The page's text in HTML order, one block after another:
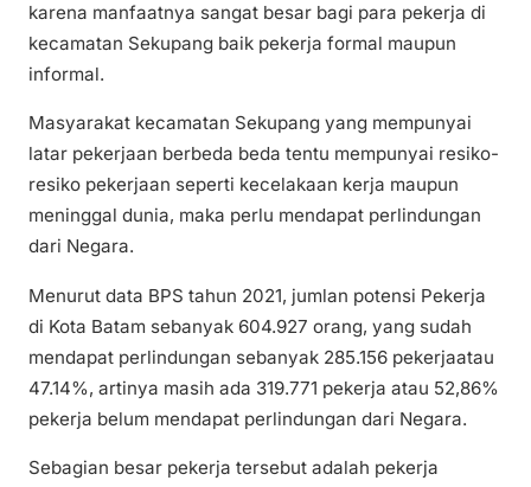
karena manfaatnya sangat besar bagi para pekerja di
kecamatan Sekupang baik pekerja formal maupun
informal.
Masyarakat kecamatan Sekupang yang mempunyai
latar pekerjaan berbeda beda tentu mempunyai resiko-
resiko pekerjaan seperti kecelakaan kerja maupun
meninggal dunia, maka perlu mendapat perlindungan
dari Negara.
Menurut data BPS tahun 2021, jumlan potensi Pekerja
di Kota Batam sebanyak 604.927 orang, yang sudah
mendapat perlindungan sebanyak 285.156 pekerjaatau
47.14%, artinya masih ada 319.771 pekerja atau 52,86%
pekerja belum mendapat perlindungan dari Negara.
Sebagian besar pekerja tersebut adalah pekerja